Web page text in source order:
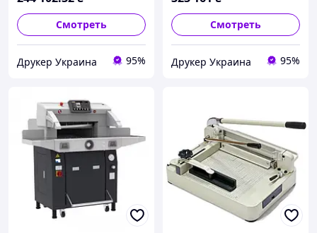
Смотреть
Друкер Украина 95%
Смотреть
Друкер Украина 95%